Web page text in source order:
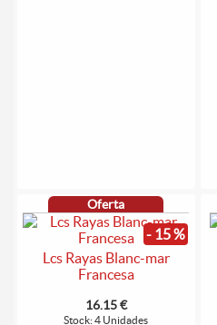
Oferta
- 15 %
Lcs Rayas Blanc-mar
Francesa
16.15 €
Stock: 4 Unidades